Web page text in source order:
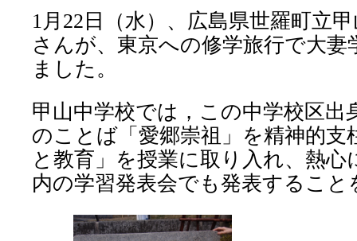
1月 22 日（水）、広島県世羅町立
さんが、東京への修学旅行で大
ました。
甲山中学校では，この中学校区出
のことば「愛郷崇祖」を精神的
と教育」を授業に取り入れ、熱
内の学習発表会でも発表するこ